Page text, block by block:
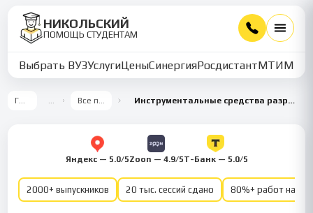
НИКОЛЬСКИЙ
ПОМОЩЬ СТУДЕНТАМ
Выбрать ВУЗУслугиЦеныСинергияРосдистантМТИММУ
Главная … Все предметы Инструментальные средства разработки программного обеспечения для поддержания бизнес-процесса
Яндекс — 5.0/5Zoon — 4.9/5Т-Банк — 5.0/5
2000+ выпускников 20 тыс. сессий сдано 80%+ работ на